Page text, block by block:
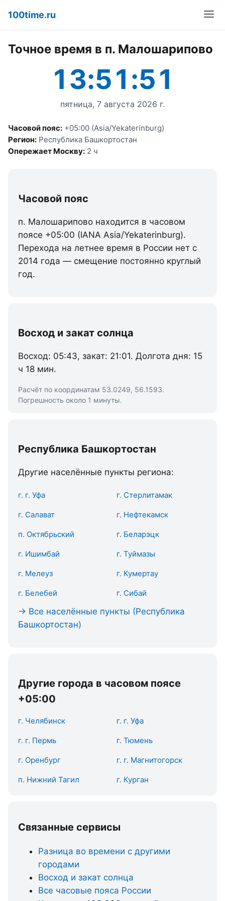
100time.ru
Точное время в п. Малошарипово
13:51:51
пятница, 7 августа 2026 г.
Часовой пояс: +05:00 (Asia/Yekaterinburg)
Регион: Республика Башкортостан
Опережает Москву: 2 ч
Часовой пояс
п. Малошарипово находится в часовом
поясе +05:00 (IANA Asia/Yekaterinburg).
Перехода на летнее время в России нет с
2014 года — смещение постоянно круглый
год.
Восход и закат солнца
Восход: 05:43, закат: 21:01. Долгота дня: 15
ч 18 мин.
Расчёт по координатам 53.0249, 56.1593.
Погрешность около 1 минуты.
Республика Башкортостан
Другие населённые пункты региона:
г. г. Уфа г. Стерлитамак
г. Салават г. Нефтекамск
п. Октябрьский г. Беларэцк
г. Ишимбай г. Туймазы
г. Мелеуз г. Кумертау
г. Белебей г. Сибай
→ Все населённые пункты (Республика
Башкортостан)
Другие города в часовом поясе
+05:00
г. Челябинск г. г. Уфа
г. г. Пермь г. Тюмень
г. Оренбург г. г. Магнитогорск
п. Нижний Тагил г. Курган
Связанные сервисы
Разница во времени с другими
городами
Восход и закат солнца
Все часовые пояса России